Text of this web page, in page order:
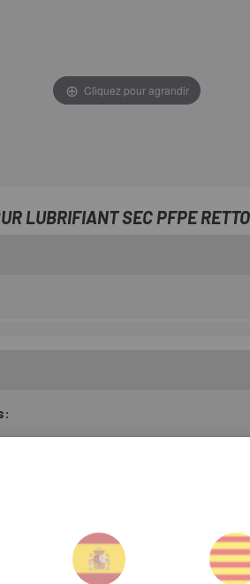
Cliquez pour agrandir
LUBRIFIANT SEC PFPE
enrichie en additif PFPE-
pour l'été ou les conditions